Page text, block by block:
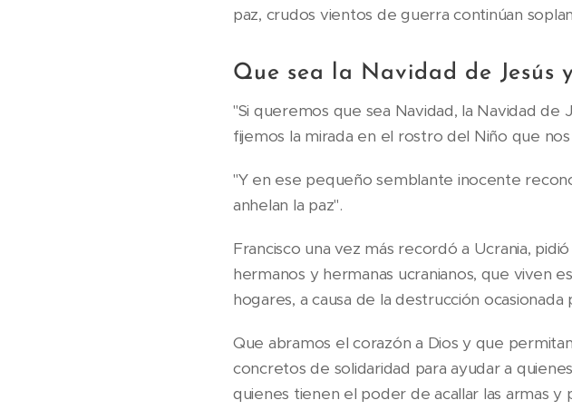
paz, crudos vientos de guerra continúan
Que sea la Navidad de Jesús
"Si queremos que sea Navidad, la Navidad
fijemos la mirada en el rostro del Niño que nos
"Y en ese pequeño semblante inocente
anhelan la paz".
Francisco una vez más recordó a Ucrania,
hermanos y hermanas ucranianos, que viven
hogares, a causa de la destrucción
Que abramos el corazón a Dios y que
concretos de solidaridad para ayudar a
quienes tienen el poder de acallar las armas